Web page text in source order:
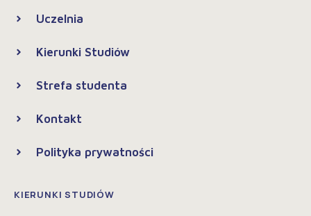
Uczelnia
Kierunki Studiów
Strefa studenta
Kontakt
Polityka prywatności
KIERUNKI STUDIÓW